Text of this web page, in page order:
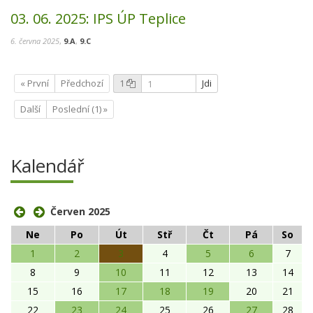
03. 06. 2025: IPS ÚP Teplice
6. června 2025, 9.A, 9.C
« První Předchozí 1 Jdi
Další Poslední (1) »
Kalendář
Červen 2025
Ne
Po Út Stř Čt Pá
So
1
2 3 4 5 6
7
8
9 10 11 12 13
14
15
16 17 18 19 20
21
22
23 24 25 26 27 28